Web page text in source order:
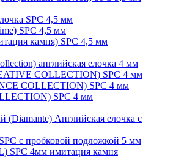
SPC 4,5 мм
SPC 4,5 мм
камня) SPC 4,5 мм
английская елочка 4 мм
COLLECTION) SPC 4 мм
COLLECTION) SPC 4 мм
SPC 4 мм
(Diamante) Английская елочка с
с пробковой подложкой 5 мм
SPC 4мм имитация камня